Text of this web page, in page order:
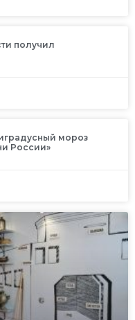
получил
мороз
России»